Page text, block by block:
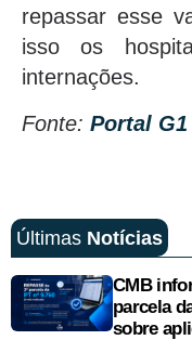
repassar esse
isso os
internações.
Fonte: Portal
Últimas Notícias
CMB
parcela
sobre